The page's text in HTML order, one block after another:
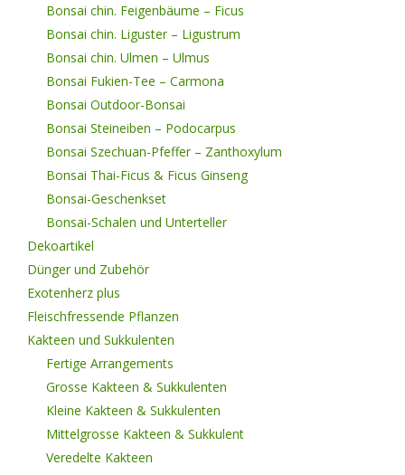
Bonsai chin. Feigenbäume – Ficus
Bonsai chin. Liguster – Ligustrum
Bonsai chin. Ulmen – Ulmus
Bonsai Fukien-Tee – Carmona
Bonsai Outdoor-Bonsai
Bonsai Steineiben – Podocarpus
Bonsai Szechuan-Pfeffer – Zanthoxylum
Bonsai Thai-Ficus & Ficus Ginseng
Bonsai-Geschenkset
Bonsai-Schalen und Unterteller
Dekoartikel
Dünger und Zubehör
Exotenherz plus
Fleischfressende Pflanzen
Kakteen und Sukkulenten
Fertige Arrangements
Grosse Kakteen & Sukkulenten
Kleine Kakteen & Sukkulenten
Mittelgrosse Kakteen & Sukkulent
Veredelte Kakteen